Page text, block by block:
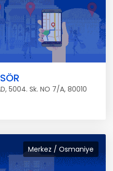
5004. Sk. NO 7/A, 80010
Merkez / Osmaniye